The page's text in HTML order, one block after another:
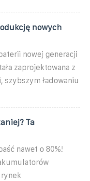
nowych
nowej generacji
zaprojektowana z
szybszym ładowaniu
Ta
nawet o 80%!